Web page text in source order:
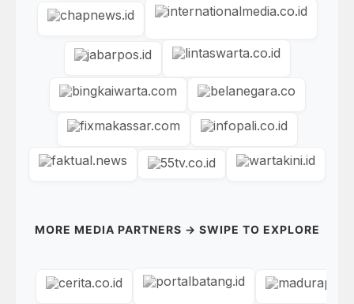
MORE MEDIA PARTNERS → SWIPE TO EXPLORE